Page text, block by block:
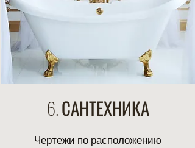
6. САНТЕХНИКА
Чертежи по расположению